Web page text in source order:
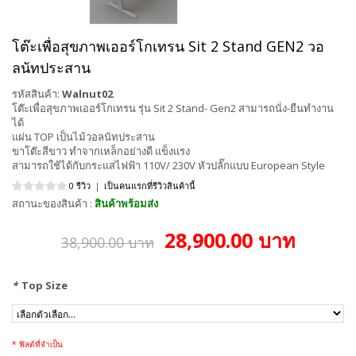
โต๊ะเพื่อสุขภาพเออร์โกเทรน Sit 2 Stand GEN2 วอ
ลนัทประสาน
รหัสสินค้า: Walnut02
โต๊ะเพื่อสุขภาพเออร์โกเทรน รุ่น Sit 2 Stand- Gen2 สามารถนั่ง-ยืนทำงาน
ได้
แผ่น TOP เป็นไม้วอลนัทประสาน
ขาโต๊ะสีขาว ทำจากเหล็กอย่างดี แข็งแรง
สามารถใช้ได้กับกระแสไฟฟ้า 110V/ 230V หัวปลั๊กแบบ European Style
0 รีวิว | เป็นคนแรกที่รีวิวสินค้านี้
สถานะของสินค้า : สินค้าพร้อมส่ง
38,900.00 บาท 28,900.00 บาท
* Top Size
* ฟิลด์ที่จำเป็น